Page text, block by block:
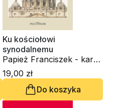
Ku kościołowi
synodalnemu
Papież Franciszek - kard.
Jorge Mario Bergoglio
19,00 zł
Do koszyka